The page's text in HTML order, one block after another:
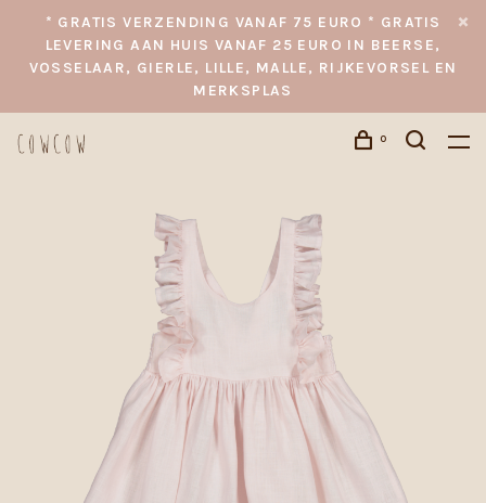
* GRATIS VERZENDING VANAF 75 EURO * GRATIS
LEVERING AAN HUIS VANAF 25 EURO IN BEERSE,
VOSSELAAR, GIERLE, LILLE, MALLE, RIJKEVORSEL EN
MERKSPLAS
0